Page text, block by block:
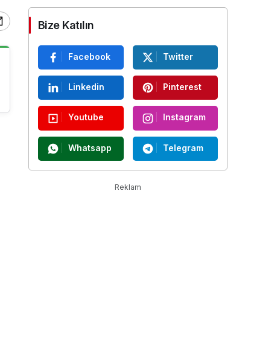
Bize Katılın
Facebook Twitter
Linkedin Pinterest
Youtube Instagram
Whatsapp Telegram
Reklam